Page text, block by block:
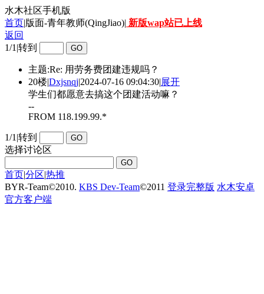
水木社区手机版
首页|版面-青年教师(QingJiao)| 新版wap站已上线
返回
1/1 |转到
主题:Re: 用劳务费团建违规吗？
20楼|Dxjsnqj|2024-07-16 09:04:30|展开
学生们都愿意去搞这个团建活动嘛？
--
FROM 118.199.99.*
1/1 |转到
选择讨论区
首页|分区|热推
BYR-Team©2010. KBS Dev-Team©2011 登录完整版 水木安卓
官方客户端